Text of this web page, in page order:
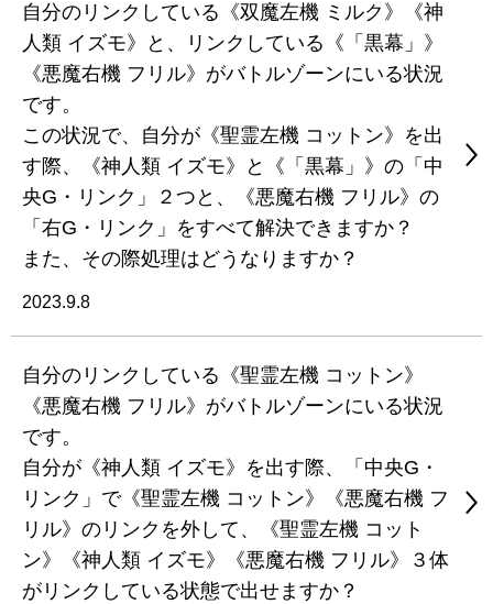
自分のリンクしている《双魔左機 ミルク》《神
人類 イズモ》と、リンクしている《「黒幕」》
《悪魔右機 フリル》がバトルゾーンにいる状況
です。
この状況で、自分が《聖霊左機 コットン》を出
す際、《神人類 イズモ》と《「黒幕」》の「中
央G・リンク」２つと、《悪魔右機 フリル》の
「右G・リンク」をすべて解決できますか？
また、その際処理はどうなりますか？
2023.9.8
自分のリンクしている《聖霊左機 コットン》
《悪魔右機 フリル》がバトルゾーンにいる状況
です。
自分が《神人類 イズモ》を出す際、「中央G・
リンク」で《聖霊左機 コットン》《悪魔右機 フ
リル》のリンクを外して、《聖霊左機 コット
ン》《神人類 イズモ》《悪魔右機 フリル》３体
がリンクしている状態で出せますか？